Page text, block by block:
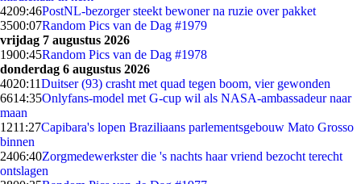
4209:46PostNL-bezorger steekt bewoner na ruzie over pakket
3500:07Random Pics van de Dag #1979
vrijdag 7 augustus 2026
1900:45Random Pics van de Dag #1978
donderdag 6 augustus 2026
4020:11Duitser (93) crasht met quad tegen boom, vier gewonden
6614:35Onlyfans-model met G-cup wil als NASA-ambassadeur naar
maan
1211:27Capibara's lopen Braziliaans parlementsgebouw Mato Grosso
binnen
2406:40Zorgmedewerkster die 's nachts haar vriend bezocht terecht
ontslagen